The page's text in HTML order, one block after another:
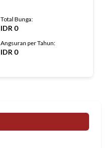
Total Bunga:
IDR 0
Angsuran per Tahun:
IDR 0